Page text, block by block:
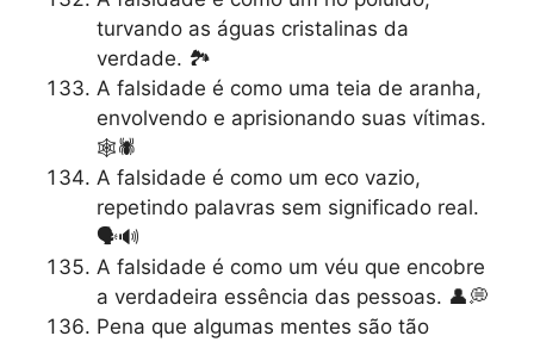
turvando as águas cristalinas da
verdade. 🏞️
A falsidade é como uma teia de aranha,
envolvendo e aprisionando suas vítimas.
🕸️🕷️
A falsidade é como um eco vazio,
repetindo palavras sem significado real.
🗣️🔊
A falsidade é como um véu que encobre
a verdadeira essência das pessoas. 👤💭
Pena que algumas mentes são tão